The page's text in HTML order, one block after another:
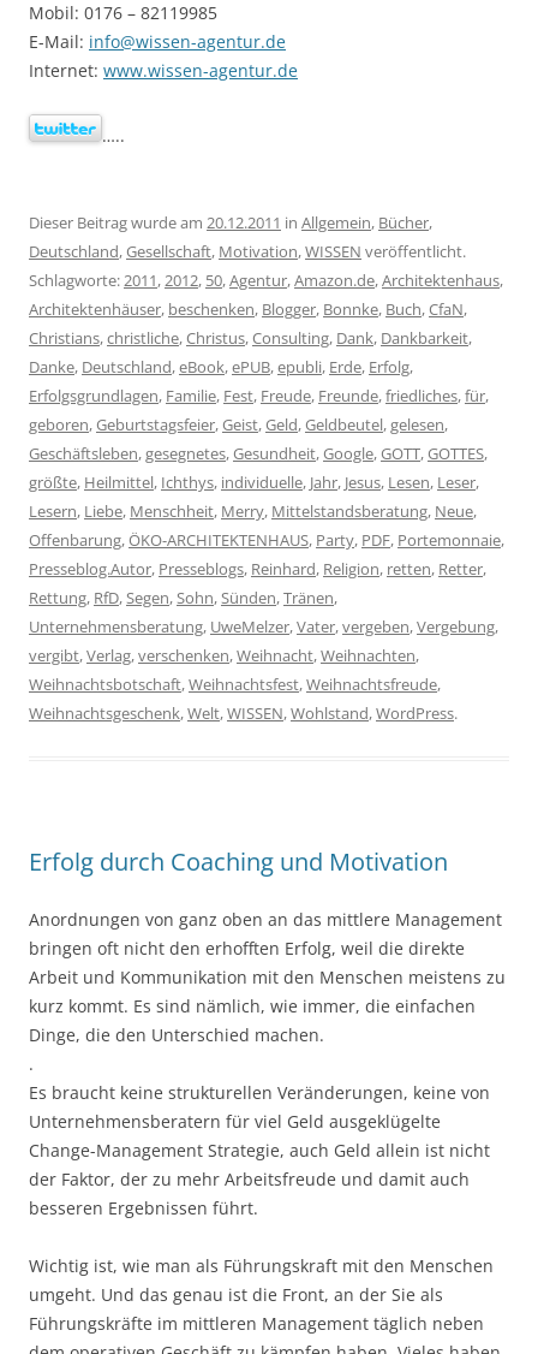
Mobil: 0176 – 82119985
E-Mail: info@wissen-agentur.de
Internet: www.wissen-agentur.de
…..
Dieser Beitrag wurde am 20.12.2011 in Allgemein, Bücher,
Deutschland,Gesellschaft, Motivation,WISSEN veröffentlicht.
Schlagworte:2011,2012, 50,Agentur,Amazon.de,Architektenhaus,
Architektenhäuser, beschenken, Blogger, Bonnke, Buch,CfaN,
Christians,christliche,Christus,Consulting, Dank, Dankbarkeit,
Danke, Deutschland,eBook,ePUB,epubli, Erde, Erfolg,
Erfolgsgrundlagen, Familie, Fest, Freude, Freunde,friedliches,für,
geboren,Geburtstagsfeier,Geist,Geld,Geldbeutel,gelesen,
Geschäftsleben,gesegnetes,Gesundheit,Google,GOTT,GOTTES,
größte, Heilmittel, Ichthys, individuelle, Jahr, Jesus, Lesen, Leser,
Lesern, Liebe, Menschheit, Merry, Mittelstandsberatung, Neue,
Offenbarung,ÖKO-ARCHITEKTENHAUS, Party, PDF, Portemonnaie,
Presseblog.Autor, Presseblogs, Reinhard, Religion, retten, Retter,
Rettung, RfD,Segen,Sohn,Sünden,Tränen,
Unternehmensberatung, UweMelzer,Vater,vergeben,Vergebung,
vergibt,Verlag,verschenken,Weihnacht,Weihnachten,
Weihnachtsbotschaft,Weihnachtsfest,Weihnachtsfreude,
Weihnachtsgeschenk,Welt,WISSEN,Wohlstand,WordPress.
Erfolg durch Coaching und Motivation
Anordnungen von ganz oben an das mittlere Management
bringen oft nicht den erhofften Erfolg, weil die direkte
Arbeit und Kommunikation mit den Menschen meistens zu
kurz kommt. Es sind nämlich, wie immer, die einfachen
Dinge, die den Unterschied machen.
.
Es braucht keine strukturellen Veränderungen, keine von
Unternehmensberatern für viel Geld ausgeklügelte
Change-Management Strategie, auch Geld allein ist nicht
der Faktor, der zu mehr Arbeitsfreude und damit auch
besseren Ergebnissen führt.
Wichtig ist, wie man als Führungskraft mit den Menschen
umgeht. Und das genau ist die Front, an der Sie als
Führungskräfte im mittleren Management täglich neben